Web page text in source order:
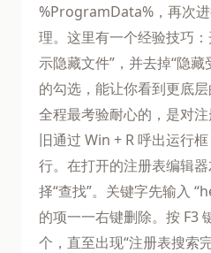
%ProgramData%，再次
理。这里有一个经验技巧
示隐藏文件”，并去掉“隐
的勾选，能让你看到更底层
全程最考验耐心的，是对
旧通过 Win + R 呼出运行
行。在打开的注册表编辑
择“查找”。关键字先输入
的项一一右键删除。按 F3
个，直至出现“注册表搜索